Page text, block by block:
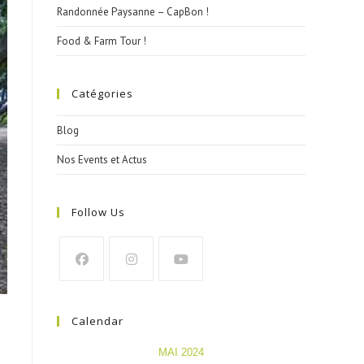
Randonnée Paysanne – CapBon !
Food & Farm Tour !
Catégories
Blog
Nos Events et Actus
Follow Us
Calendar
MAI 2024